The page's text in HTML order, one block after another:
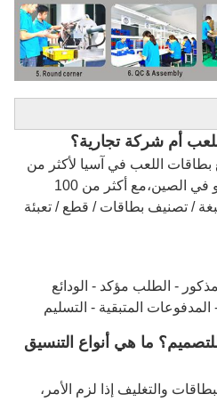
اللعب في آسيا لأكثر من
10 سنوات، وتقع في قوانغتشو في الصين،مع أكثر من 100
/ تصنيف بطاقات / قطع / تعبئة
- الطلب مؤكد - الودائع
المتبقية - التسليم
ما هي أنواع التنسيق
والتغليف إذا لزم الأمر،